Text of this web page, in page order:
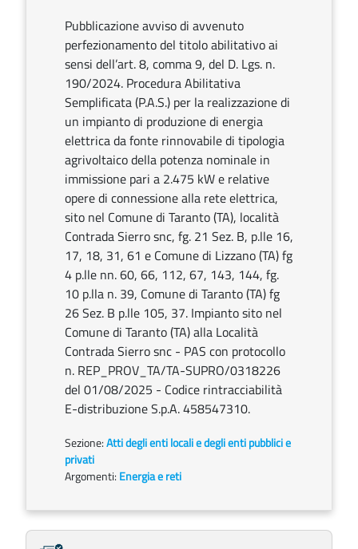
Pubblicazione avviso di avvenuto
perfezionamento del titolo abilitativo ai
sensi dell’art. 8, comma 9, del D. Lgs. n.
190/2024. Procedura Abilitativa
Semplificata (P.A.S.) per la realizzazione di
un impianto di produzione di energia
elettrica da fonte rinnovabile di tipologia
agrivoltaico della potenza nominale in
immissione pari a 2.475 kW e relative
opere di connessione alla rete elettrica,
sito nel Comune di Taranto (TA), località
Contrada Sierro snc, fg. 21 Sez. B, p.lle 16,
17, 18, 31, 61 e Comune di Lizzano (TA) fg
4 p.lle nn. 60, 66, 112, 67, 143, 144, fg.
10 p.lla n. 39, Comune di Taranto (TA) fg
26 Sez. B p.lle 105, 37. Impianto sito nel
Comune di Taranto (TA) alla Località
Contrada Sierro snc - PAS con protocollo
n. REP_PROV_TA/TA-SUPRO/0318226
del 01/08/2025 - Codice rintracciabilità
E-distribuzione S.p.A. 458547310.
Sezione:Atti degli enti locali e degli enti pubblici e
privati
Argomenti: Energia e reti